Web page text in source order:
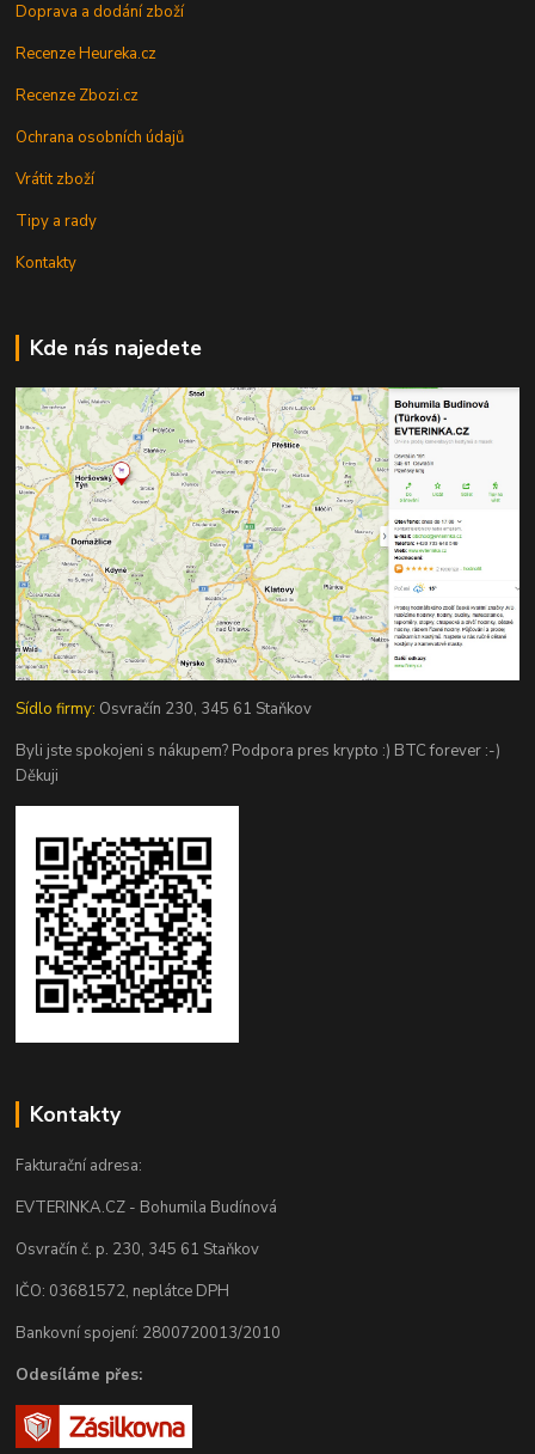
Doprava a dodání zboží
Recenze Heureka.cz
Recenze Zbozi.cz
Ochrana osobních údajů
Vrátit zboží
Tipy a rady
Kontakty
Kde nás najedete
Sídlo firmy: Osvračín 230, 345 61 Staňkov
Byli jste spokojeni s nákupem? Podpora pres krypto :) BTC forever :-)
Děkuji
Kontakty
Fakturační adresa:
EVTERINKA.CZ - Bohumila Budínová
Osvračín č. p. 230, 345 61 Staňkov
IČO: 03681572, neplátce DPH
Bankovní spojení: 2800720013/2010
Odesíláme přes: